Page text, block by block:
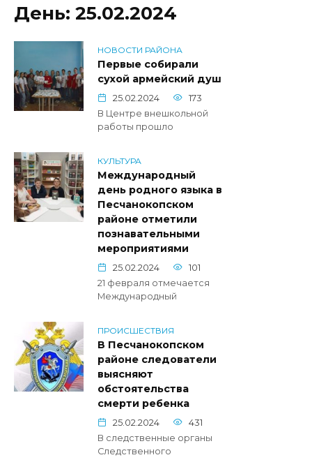
День: 25.02.2024
НОВОСТИ РАЙОНА
Первые собирали
сухой армейский душ
25.02.2024
173
В Центре внешкольной
работы прошло
КУЛЬТУРА
Международный
день родного языка в
Песчанокопском
районе отметили
познавательными
мероприятиями
25.02.2024
101
21 февраля отмечается
Международный
ПРОИСШЕСТВИЯ
В Песчанокопском
районе следователи
выясняют
обстоятельства
смерти ребенка
25.02.2024
431
В следственные органы
Следственного